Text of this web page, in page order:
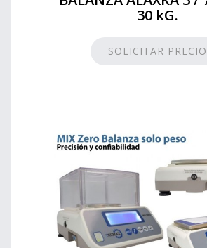
30 kG.
SOLICITAR PRECIO